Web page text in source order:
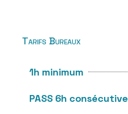
Tarifs Bureaux
1h minimum
PASS 6h